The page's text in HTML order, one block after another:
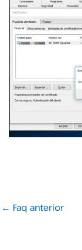
← Faq anterior